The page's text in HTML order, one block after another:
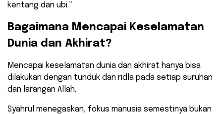
kentang dan ubi.”
Bagaimana Mencapai Keselamatan
Dunia dan Akhirat?
​Mencapai keselamatan dunia dan akhirat hanya bisa
dilakukan dengan tunduk dan ridla pada setiap suruhan
dan larangan Allah.
Syahrul menegaskan, fokus manusia semestinya bukan